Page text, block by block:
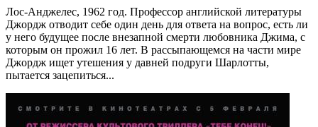
Лос-Анджелес, 1962 год. Профессор английской литературы
Джордж отводит себе один день для ответа на вопрос, есть ли
у него будущее после внезапной смерти любовника Джима, с
которым он прожил 16 лет. В рассыпающемся на части мире
Джордж ищет утешения у давней подруги Шарлотты,
пытается зацепиться...